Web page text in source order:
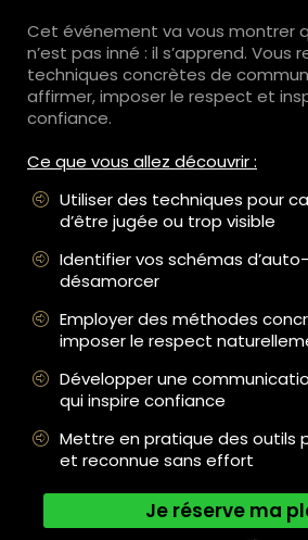
Cet événement va vous montrer
n’est pas inné : il s’apprend. Vous
techniques concrètes de
affirmer, imposer le respect et
confiance.
Ce que vous allez découvrir :
Utiliser des techniques pour
d’être jugée ou trop visible
Identifier vos schémas
désamorcer
Employer des méthodes
imposer le respect
Développer une
qui inspire confiance
Mettre en pratique des outils
et reconnue sans effort
Je réserve ma